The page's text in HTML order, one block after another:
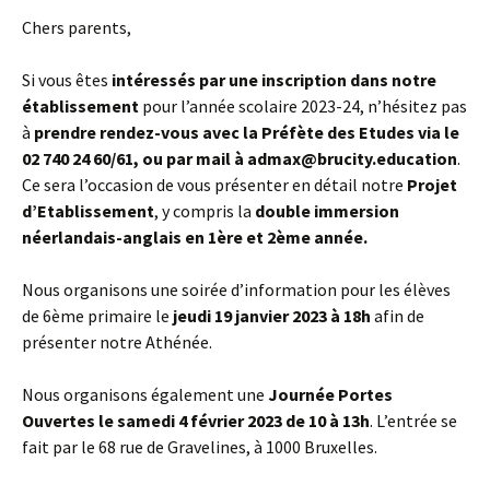
Chers parents,
Si vous êtes intéressés par une inscription dans notre
établissement pour l’année scolaire 2023-24, n’hésitez pas
à prendre rendez-vous avec la Préfète des Etudes via le
02 740 24 60/61, ou par mail à admax@brucity.education.
Ce sera l’occasion de vous présenter en détail notre Projet
d’Etablissement, y compris la double immersion
néerlandais-anglais en 1ère et 2ème année.
Nous organisons une soirée d’information pour les élèves
de 6ème primaire le jeudi 19 janvier 2023 à 18h afin de
présenter notre Athénée.
Nous organisons également une Journée Portes
Ouvertes le samedi 4 février 2023 de 10 à 13h. L’entrée se
fait par le 68 rue de Gravelines, à 1000 Bruxelles.